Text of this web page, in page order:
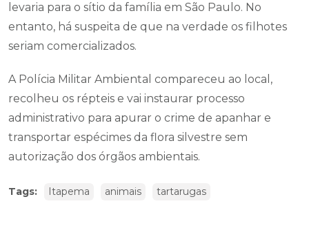
levaria para o sítio da família em São Paulo. No
entanto, há suspeita de que na verdade os filhotes
seriam comercializados.
A Polícia Militar Ambiental compareceu ao local,
recolheu os répteis e vai instaurar processo
administrativo para apurar o crime de apanhar e
transportar espécimes da flora silvestre sem
autorização dos órgãos ambientais.
Tags: Itapema animais tartarugas